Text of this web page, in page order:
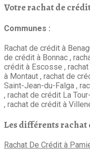
Votre rachat de
Communes :
Rachat de crédit à
de crédit à Bonnac ,
crédit à Escosse ,
à Montaut , rachat de
Saint-Jean-du-Falga ,
, rachat de crédit La
, rachat de crédit à
Les différents rachat
Rachat De Crédit à